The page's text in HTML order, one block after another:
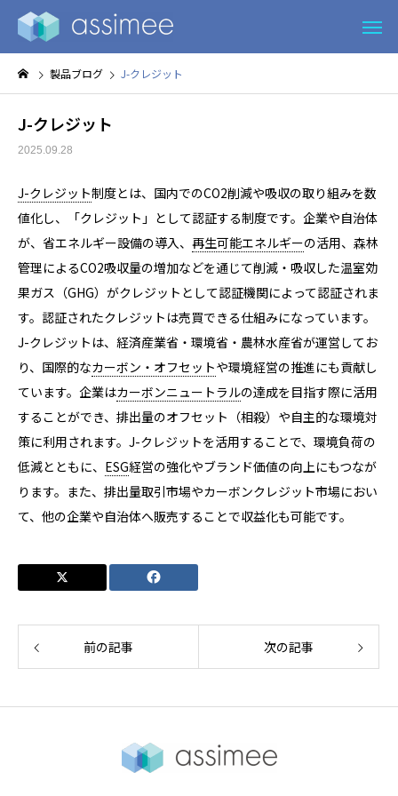
製品ブログ J-クレジット
J-クレジット
2025.09.28
J-クレジット制度とは、国内でのCO2削減や吸収の取り組みを数
値化し、「クレジット」として認証する制度です。企業や自治体
が、省エネルギー設備の導入、 再生可能エネルギーの活用、森林
管理によるCO2吸収量の増加などを通じて削減・吸収した温室効
果ガス（GHG）がクレジットとして認証機関によって認証されま
す。認証されたクレジットは売買できる仕組みになっています。
J-クレジットは、経済産業省・環境省・農林水産省が運営してお
り、国際的なカーボン・オフセットや環境経営の推進にも貢献し
ています。企業はカーボンニュートラルの達成を目指す際に活用
することができ、排出量のオフセット（相殺）や自主的な環境対
策に利用されます。J-クレジットを活用することで、環境負荷の
低減とともに、 ESG経営の強化やブランド価値の向上にもつなが
ります。また、排出量取引市場やカーボンクレジット市場におい
て、他の企業や自治体へ販売することで収益化も可能です。
前の記事 次の記事